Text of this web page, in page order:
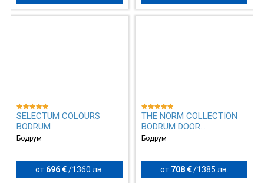
SELECTUM COLOURS
BODRUM
Бодрум
от 696 € / 1360 лв.
THE NORM COLLECTION
BODRUM DOOR...
Бодрум
от 708 €/ 1385 лв.